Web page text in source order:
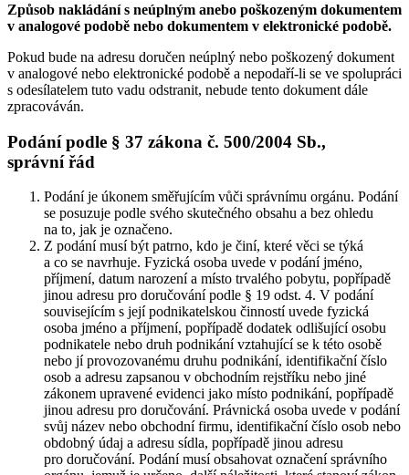
Způsob nakládání s neúplným anebo poškozeným dokumentem
v analogové podobě nebo dokumentem v elektronické podobě.
Pokud bude na adresu doručen neúplný nebo poškozený dokument
v analogové nebo elektronické podobě a nepodaří-li se ve spolupráci
s odesílatelem tuto vadu odstranit, nebude tento dokument dále
zpracováván.
Podání podle § 37 zákona č. 500/2004 Sb.,
správní řád
Podání je úkonem směřujícím vůči správnímu orgánu. Podání
se posuzuje podle svého skutečného obsahu a bez ohledu
na to, jak je označeno.
Z podání musí být patrno, kdo je činí, které věci se týká
a co se navrhuje. Fyzická osoba uvede v podání jméno,
příjmení, datum narození a místo trvalého pobytu, popřípadě
jinou adresu pro doručování podle § 19 odst. 4. V podání
souvisejícím s její podnikatelskou činností uvede fyzická
osoba jméno a příjmení, popřípadě dodatek odlišující osobu
podnikatele nebo druh podnikání vztahující se k této osobě
nebo jí provozovanému druhu podnikání, identifikační číslo
osob a adresu zapsanou v obchodním rejstříku nebo jiné
zákonem upravené evidenci jako místo podnikání, popřípadě
jinou adresu pro doručování. Právnická osoba uvede v podání
svůj název nebo obchodní firmu, identifikační číslo osob nebo
obdobný údaj a adresu sídla, popřípadě jinou adresu
pro doručování. Podání musí obsahovat označení správního